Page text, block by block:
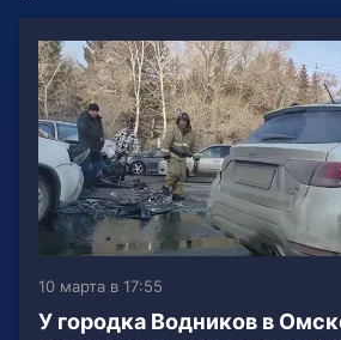
10 марта в 17:55
У городка Водников в